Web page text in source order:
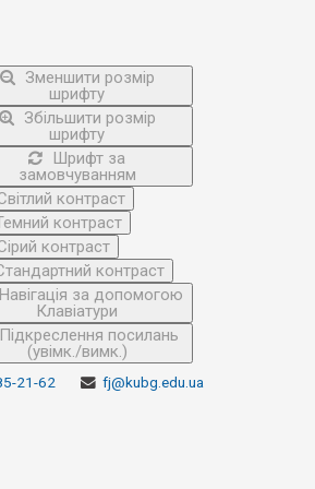
Зменшити розмір
шрифту
Збільшити розмір
шрифту
Шрифт за
замовчуванням
контраст
контраст
контраст
контраст
Навігація за допомогою
Клавіатури
Підкреслення посилань
(увімк./вимк.)
21-62 fj@kubg.edu.ua